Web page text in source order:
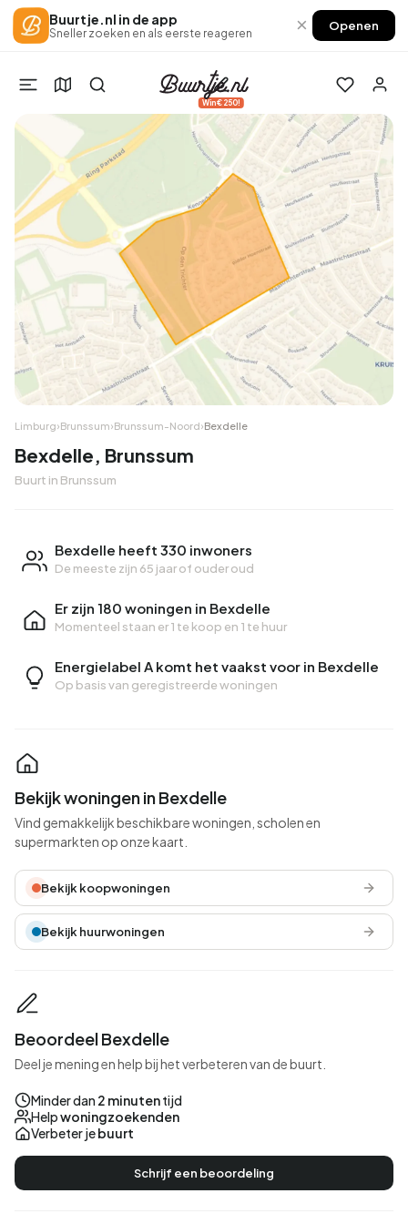
Buurtje.nl in de app
Sneller zoeken en als eerste reageren × Openen
Win €250!
Limburg›Brunssum›Brunssum-Noord›Bexdelle
Bexdelle, Brunssum
Buurt in Brunssum
Bexdelle heeft 330 inwoners
De meeste zijn 65 jaar of ouder oud
Er zijn 180 woningen in Bexdelle
Momenteel staan er1 te koop en 1 te huur
Energielabel A komt het vaakst voor in Bexdelle
Op basis van geregistreerde woningen
Bekijk woningen in Bexdelle
Vind gemakkelijk beschikbare woningen, scholen en
supermarkten op onze kaart.
Bekijk koopwoningen
Bekijk huurwoningen
Beoordeel Bexdelle
Deel je mening en help bij het verbeteren van de buurt.
Minder dan 2 minutentijd
Helpwoningzoekenden
Verbeter jebuurt
Schrijf een beoordeling